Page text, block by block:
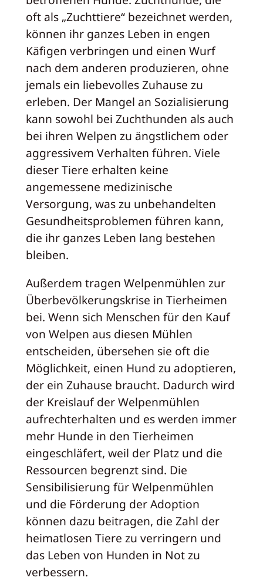
oft als „Zuchttiere“ bezeichnet werden,
können ihr ganzes Leben in engen
Käfigen verbringen und einen Wurf
nach dem anderen produzieren, ohne
jemals ein liebevolles Zuhause zu
erleben. Der Mangel an Sozialisierung
kann sowohl bei Zuchthunden als auch
bei ihren Welpen zu ängstlichem oder
aggressivem Verhalten führen. Viele
dieser Tiere erhalten keine
angemessene medizinische
Versorgung, was zu unbehandelten
Gesundheitsproblemen führen kann,
die ihr ganzes Leben lang bestehen
bleiben.
Außerdem tragen Welpenmühlen zur
Überbevölkerungskrise in Tierheimen
bei. Wenn sich Menschen für den Kauf
von Welpen aus diesen Mühlen
entscheiden, übersehen sie oft die
Möglichkeit, einen Hund zu adoptieren,
der ein Zuhause braucht. Dadurch wird
der Kreislauf der Welpenmühlen
aufrechterhalten und es werden immer
mehr Hunde in den Tierheimen
eingeschläfert, weil der Platz und die
Ressourcen begrenzt sind. Die
Sensibilisierung für Welpenmühlen
und die Förderung der Adoption
können dazu beitragen, die Zahl der
heimatlosen Tiere zu verringern und
das Leben von Hunden in Not zu
verbessern.